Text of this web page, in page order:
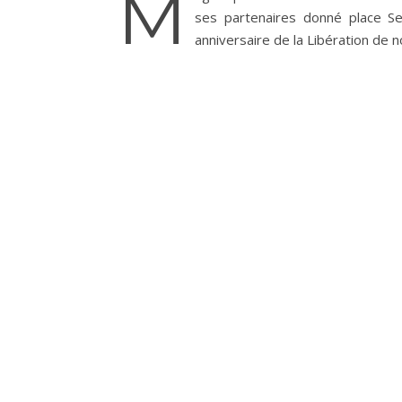
M
ses partenaires donné place
anniversaire de la Libération de